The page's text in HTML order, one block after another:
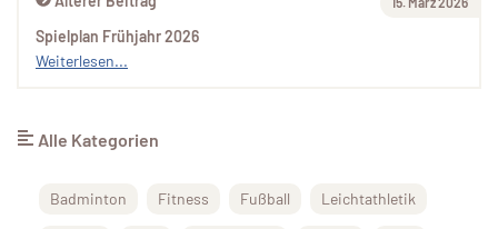
Spielplan Frühjahr 2026
Weiterlesen...
Alle Kategorien
Badminton Fitness Fußball Leichtathletik